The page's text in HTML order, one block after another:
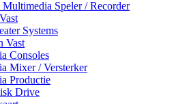
Speler / Recorder
Systems
Vast
Consoles
Mixer / Versterker
Productie
Drive